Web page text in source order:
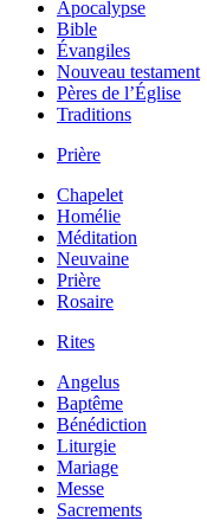
Apocalypse
Bible
Évangiles
Nouveau testament
Pères de l’Église
Traditions
Prière
Chapelet
Homélie
Méditation
Neuvaine
Prière
Rosaire
Rites
Angelus
Baptême
Bénédiction
Liturgie
Mariage
Messe
Sacrements